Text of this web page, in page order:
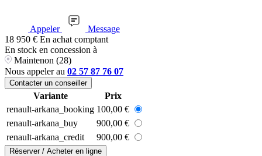
Appeler
Message
18 950 € En achat comptant
En stock en concession à
Maintenon (28)
Nous appeler au 02 57 87 76 07
Contacter un conseiller
Variante
Prix
renault-arkana_booking 100,00 €
renault-arkana_buy
900,00 €
renault-arkana_credit
900,00 €
Réserver / Acheter en ligne